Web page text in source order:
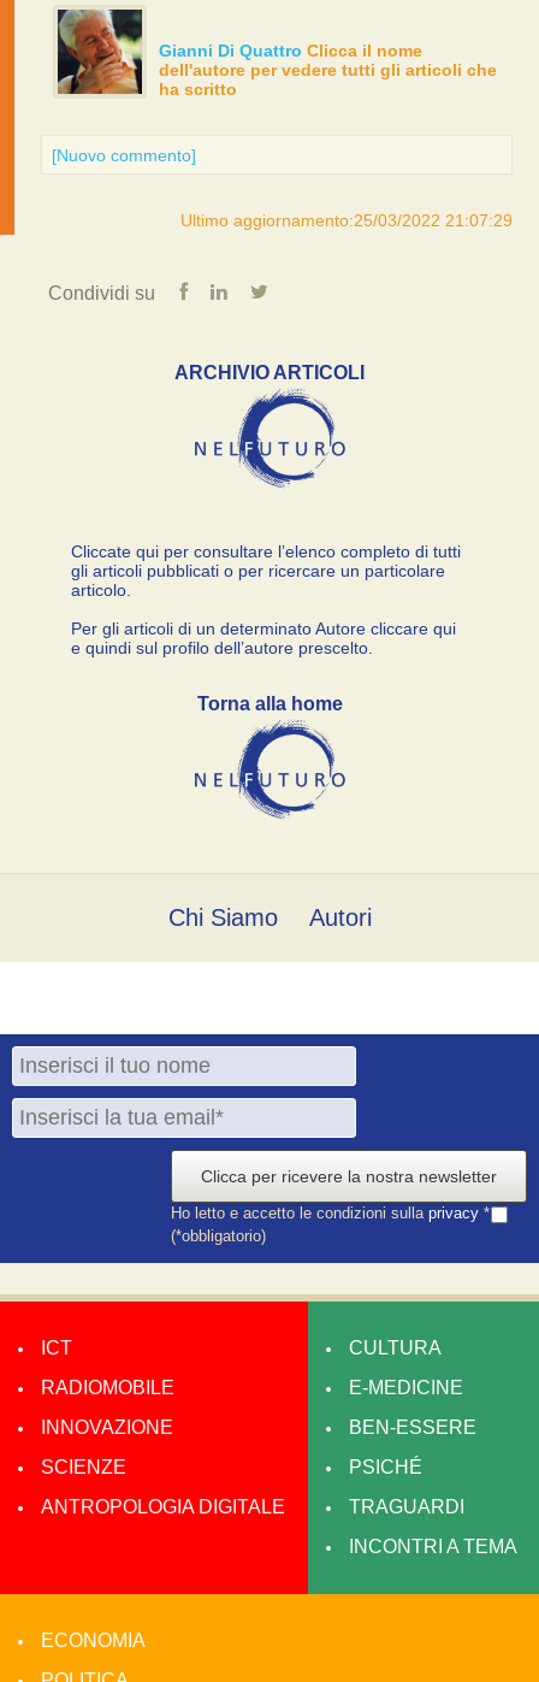
Gianni Di Quattro Clicca il nome
dell'autore per vedere tutti gli articoli che
ha scritto
[Nuovo commento]
Ultimo aggiornamento:25/03/2022 21:07:29
Condividi su
ARCHIVIO ARTICOLI
Cliccate qui per consultare l’elenco completo di tutti
gli articoli pubblicati o per ricercare un particolare
articolo.
Per gli articoli di un determinato Autore cliccare qui
e quindi sul profilo dell’autore prescelto.
Torna alla home
Chi Siamo Autori
Clicca per ricevere la nostra newsletter
Ho letto e accetto le condizioni sulla privacy *
(*obbligatorio)
ICT
RADIOMOBILE
INNOVAZIONE
SCIENZE
ANTROPOLOGIA DIGITALE
CULTURA
E-MEDICINE
BEN-ESSERE
PSICHÉ
TRAGUARDI
INCONTRI A TEMA
ECONOMIA